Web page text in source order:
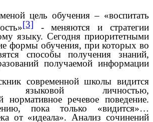
цель обучения – «воспитать
[3] - меняются и стратегии
языку. Сегодня приоритетными
формы обучения, при которых во
способы получения знаний,
получаемой информации
школы видится
языковой личностью,
нормативное речевое поведение.
пока только «видится»…
от «идеала». Анализ сочинений